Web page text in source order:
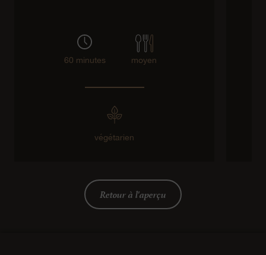
60 minutes moyen
végétarien
Retour à l'aperçu